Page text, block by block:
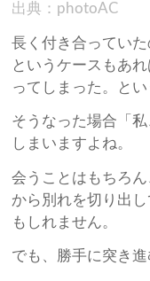
出典：photoAC
長く付き合ってい
というケースもあ
ってしまった。と
そうなった場合「
しまいますよね。
会うことはもちろ
から別れを切り出
もしれません。
でも、勝手に突き